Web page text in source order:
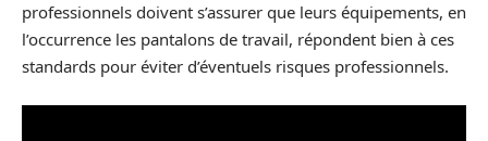
professionnels doivent s’assurer que leurs équipements, en
l’occurrence les pantalons de travail, répondent bien à ces
standards pour éviter d’éventuels risques professionnels.